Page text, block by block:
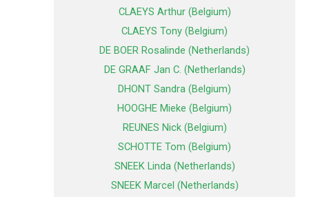
CLAEYS Arthur (Belgium)
CLAEYS Tony (Belgium)
DE BOER Rosalinde (Netherlands)
DE GRAAF Jan C. (Netherlands)
DHONT Sandra (Belgium)
HOOGHE Mieke (Belgium)
REUNES Nick (Belgium)
SCHOTTE Tom (Belgium)
SNEEK Linda (Netherlands)
SNEEK Marcel (Netherlands)